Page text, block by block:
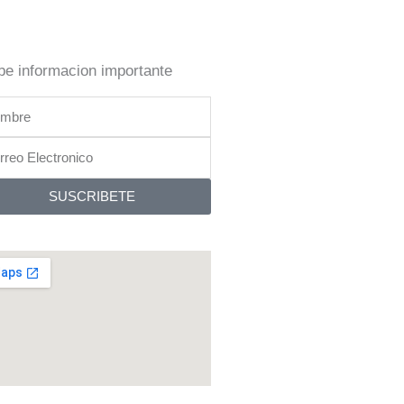
informacion importante
SUSCRIBETE